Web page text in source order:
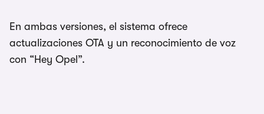
En ambas versiones, el sistema ofrece
actualizaciones OTA y un reconocimiento de voz
con “Hey Opel”.